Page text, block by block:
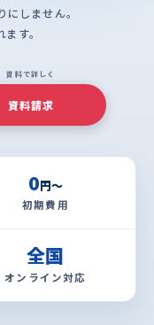
しません。
す。
資料で詳しく
資料請求
0円〜
初期費用
全国
オンライン対応